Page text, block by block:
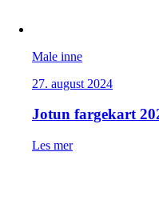
Male inne
27. august 2024
Jotun fargekart
Les mer